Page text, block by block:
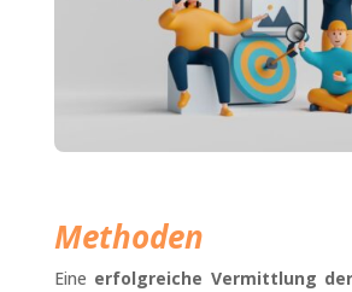
Methoden
Eine erfolgreiche Vermittlung